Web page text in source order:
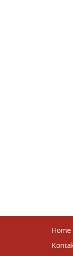
Home